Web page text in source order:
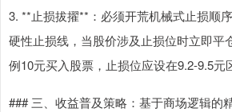
3. **止损拔擢**：必须开荒机械式止损顺
硬性止损线，当股价涉及止损位时立即平
例10元买入股票，止损位应设在9.2-9.5元
### 三、收益普及策略：基于商场逻辑的